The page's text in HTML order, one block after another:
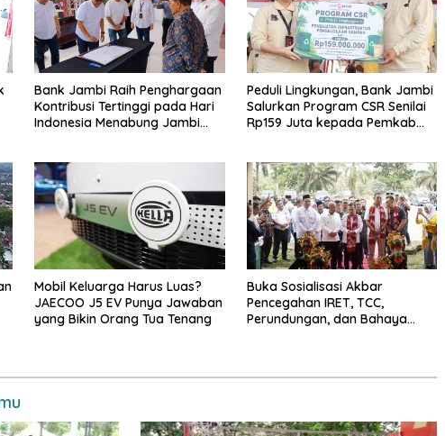
Bank Jambi Raih Penghargaan
Kontribusi Tertinggi pada Hari
Indonesia Menabung Jambi
Peduli Lingkungan, Bank Jambi
Salurkan Program CSR Senilai
Rp159 Juta kepada Pemkab
Mobil Keluarga Harus Luas?
JAECOO J5 EV Punya Jawaban
yang Bikin Orang Tua Tenang
Buka Sosialisasi Akbar
Pencegahan IRET, TCC,
Perundungan, dan Bahaya
depan sudah ada di tangan”